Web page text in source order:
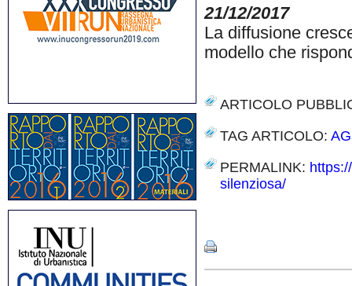
21/12/2017
La diffusione
modello che
ARTICOLO
TAG ARTICOLO:
PERMALINK:
silenziosa/